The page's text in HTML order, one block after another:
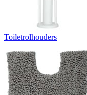
Toiletrolhouders